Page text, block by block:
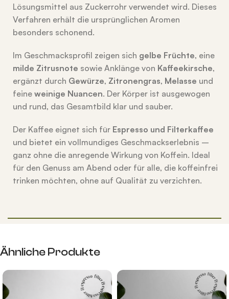
Lösungsmittel aus Zuckerrohr verwendet wird. Dieses
Verfahren erhält die ursprünglichen Aromen
besonders schonend.
Im Geschmacksprofil zeigen sich gelbe Früchte, eine
milde Zitrusnote sowie Anklänge von Kaffeekirsche,
ergänzt durch Gewürze, Zitronengras, Melasse und
feine weinige Nuancen. Der Körper ist ausgewogen
und rund, das Gesamtbild klar und sauber.
Der Kaffee eignet sich für Espresso und Filterkaffee
und bietet ein vollmundiges Geschmackserlebnis –
ganz ohne die anregende Wirkung von Koffein. Ideal
für den Genuss am Abend oder für alle, die koffeinfrei
trinken möchten, ohne auf Qualität zu verzichten.
Ähnliche Produkte